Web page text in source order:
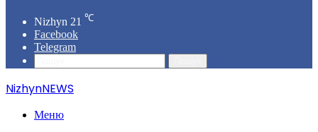
Nizhyn 21 ℃
Facebook
Telegram
NizhynNEWS
Меню